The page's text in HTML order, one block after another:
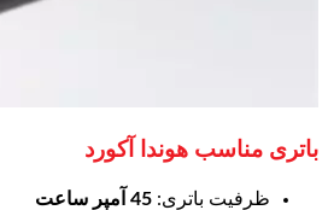
باتری مناسب هوندا آکورد
ظرفیت باتری: 45 آمپر ساعت